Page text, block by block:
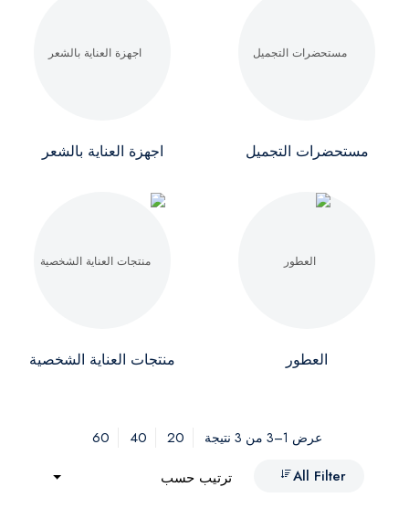
مستحضرات التجميل اجهزة العناية بالشعر
العطور منتجات العناية الشخصية
عرض 1–3 من 3 نتيجة 20
40
60
All Filter
ترتيب حسب